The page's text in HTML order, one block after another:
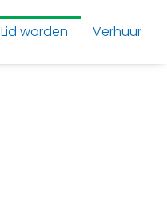
Lid worden Verhuur